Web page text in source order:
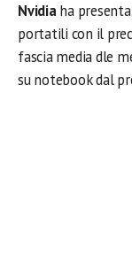
Nvidiaha
portatili con il
fascia media dle
su notebook dal